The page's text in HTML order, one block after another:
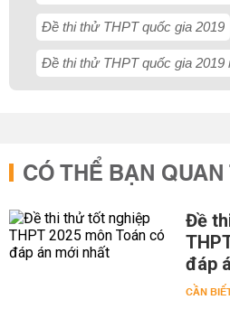
Đề thi thử THPT quốc gia 2019
Đề thi thử THPT quốc gia 2019
CÓ THỂ BẠN
Đề
đáp
CẦN